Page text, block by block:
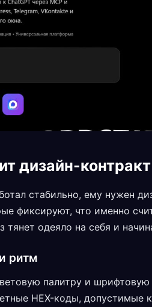
дизайн-контракт
стабильно, ему нужен
фиксируют, что именно
тянет одеяло на себя и
ритм
палитру и шрифтовую
HEX-коды, допустимые